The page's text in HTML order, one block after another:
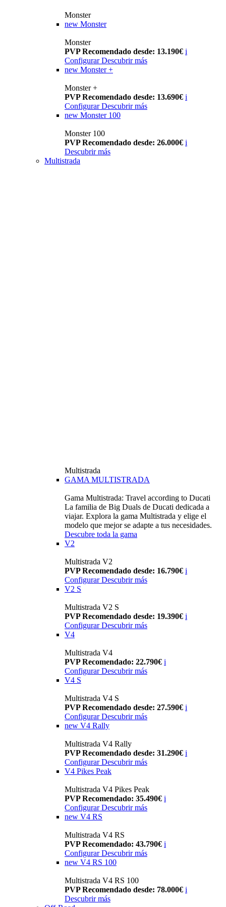
Monster
new Monster
Monster
PVP Recomendado desde: 13.190€ i
Configurar Descubrir más
new Monster +
Monster +
PVP Recomendado desde: 13.690€ i
Configurar Descubrir más
new Monster 100
Monster 100
PVP Recomendado desde: 26.000€ i
Descubrir más
Multistrada
Multistrada
GAMA MULTISTRADA
Gama Multistrada: Travel according to Ducati
La familia de Big Duals de Ducati dedicada a
viajar. Explora la gama Multistrada y elige el
modelo que mejor se adapte a tus necesidades.
Descubre toda la gama
V2
Multistrada V2
PVP Recomendado desde: 16.790€ i
Configurar Descubrir más
V2 S
Multistrada V2 S
PVP Recomendado desde: 19.390€ i
Configurar Descubrir más
V4
Multistrada V4
PVP Recomendado: 22.790€ i
Configurar Descubrir más
V4 S
Multistrada V4 S
PVP Recomendado desde: 27.590€ i
Configurar Descubrir más
new V4 Rally
Multistrada V4 Rally
PVP Recomendado desde: 31.290€ i
Configurar Descubrir más
V4 Pikes Peak
Multistrada V4 Pikes Peak
PVP Recomendado: 35.490€ i
Configurar Descubrir más
new V4 RS
Multistrada V4 RS
PVP Recomendado: 43.790€ i
ConfigurarDescubrir más
new V4 RS 100
Multistrada V4 RS 100
PVP Recomendado desde: 78.000€ i
Descubrir más